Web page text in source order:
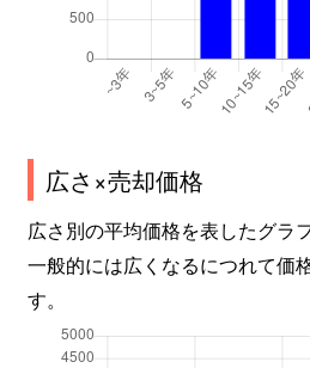
広さ×売却価格
広さ別の平均価格を表したグラ
一般的には広くなるにつれて価
す。